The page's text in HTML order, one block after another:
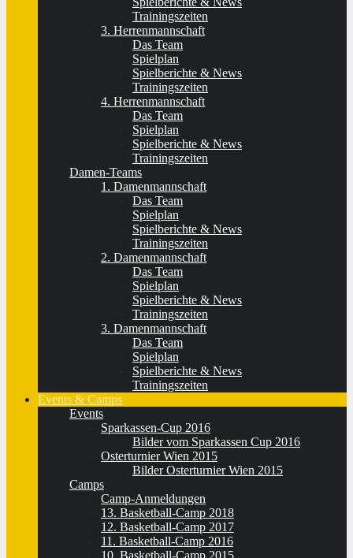
Trainingszeiten
3. Herrenmannschaft
Das Team
Spielplan
Spielberichte & News
Trainingszeiten
4. Herrenmannschaft
Das Team
Spielplan
Spielberichte & News
Trainingszeiten
Damen-Teams
1. Damenmannschaft
Das Team
Spielplan
Spielberichte & News
Trainingszeiten
2. Damenmannschaft
Das Team
Spielplan
Spielberichte & News
Trainingszeiten
3. Damenmannschaft
Das Team
Spielplan
Spielberichte & News
Trainingszeiten
Events & Camps
Events
Sparkassen-Cup 2016
Bilder vom Sparkassen Cup 2016
Osterturnier Wien 2015
Bilder Osterturnier Wien 2015
Camps
Camp-Anmeldungen
13. Basketball-Camp 2018
12. Basketball-Camp 2017
11. Basketball-Camp 2016
10. Basketball-Camp 2015